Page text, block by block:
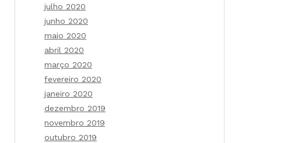
julho 2020
junho 2020
maio 2020
abril 2020
março 2020
fevereiro 2020
janeiro 2020
dezembro 2019
novembro 2019
outubro 2019